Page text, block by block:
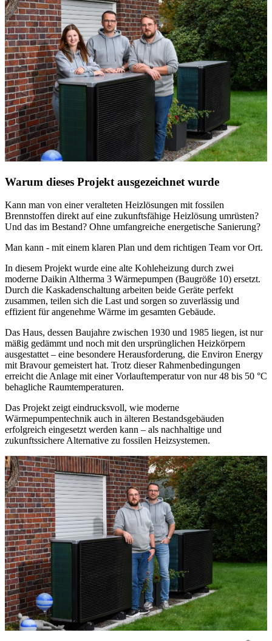
Warum dieses Projekt ausgezeichnet wurde
Kann man von einer veralteten Heizlösungen mit fossilen
Brennstoffen direkt auf eine zukunftsfähige Heizlösung umrüsten?
Und das im Bestand? Ohne umfangreiche energetische Sanierung?
Man kann - mit einem klaren Plan und dem richtigen Team vor Ort.
In diesem Projekt wurde eine alte Kohleheizung durch zwei
moderne Daikin Altherma 3 Wärmepumpen (Baugröße 10) ersetzt.
Durch die Kaskadenschaltung arbeiten beide Geräte perfekt
zusammen, teilen sich die Last und sorgen so zuverlässig und
effizient für angenehme Wärme im gesamten Gebäude.
Das Haus, dessen Baujahre zwischen 1930 und 1985 liegen, ist nur
mäßig gedämmt und noch mit den ursprünglichen Heizkörpern
ausgestattet – eine besondere Herausforderung, die Environ Energy
mit Bravour gemeistert hat. Trotz dieser Rahmenbedingungen
erreicht die Anlage mit einer Vorlauftemperatur von nur 48 bis 50 °C
behagliche Raumtemperaturen.
Das Projekt zeigt eindrucksvoll, wie moderne
Wärmepumpentechnik auch in älteren Bestandsgebäuden
erfolgreich eingesetzt werden kann – als nachhaltige und
zukunftssichere Alternative zu fossilen Heizsystemen.